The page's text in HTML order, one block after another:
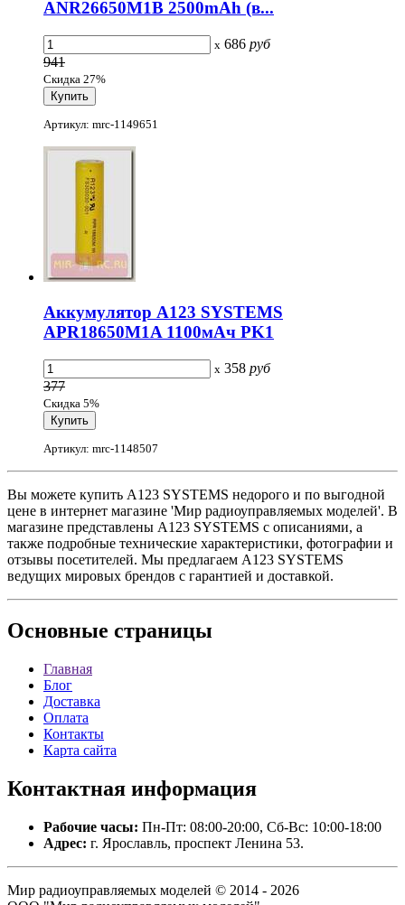
ANR26650M1B 2500mAh (в...
x 686 руб
941
Скидка 27%
Артикул: mrc-1149651
Аккумулятор A123 SYSTEMS
APR18650M1A 1100мАч PK1
x 358 руб
377
Скидка 5%
Артикул: mrc-1148507
Вы можете купить A123 SYSTEMS недорого и по выгодной
цене в интернет магазине 'Мир радиоуправляемых моделей'. В
магазине представлены A123 SYSTEMS с описаниями, а
также подробные технические характеристики, фотографии и
отзывы посетителей. Мы предлагаем A123 SYSTEMS
ведущих мировых брендов с гарантией и доставкой.
Основные страницы
Главная
Блог
Доставка
Оплата
Контакты
Карта сайта
Контактная информация
Рабочие часы: Пн-Пт: 08:00-20:00, Сб-Вс: 10:00-18:00
Адрес: г. Ярославль, проспект Ленина 53.
Мир радиоуправляемых моделей © 2014 - 2026